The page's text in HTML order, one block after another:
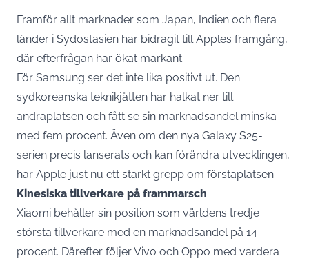
Framför allt marknader som Japan, Indien och flera
länder i Sydostasien har bidragit till Apples framgång,
där efterfrågan har ökat markant.
För Samsung ser det inte lika positivt ut. Den
sydkoreanska teknikjätten har halkat ner till
andraplatsen och fått se sin marknadsandel minska
med fem procent. Även om den nya Galaxy S25-
serien precis lanserats och kan förändra utvecklingen,
har Apple just nu ett starkt grepp om förstaplatsen.
Kinesiska tillverkare på frammarsch
Xiaomi behåller sin position som världens tredje
största tillverkare med en marknadsandel på 14
procent. Därefter följer Vivo och Oppo med vardera